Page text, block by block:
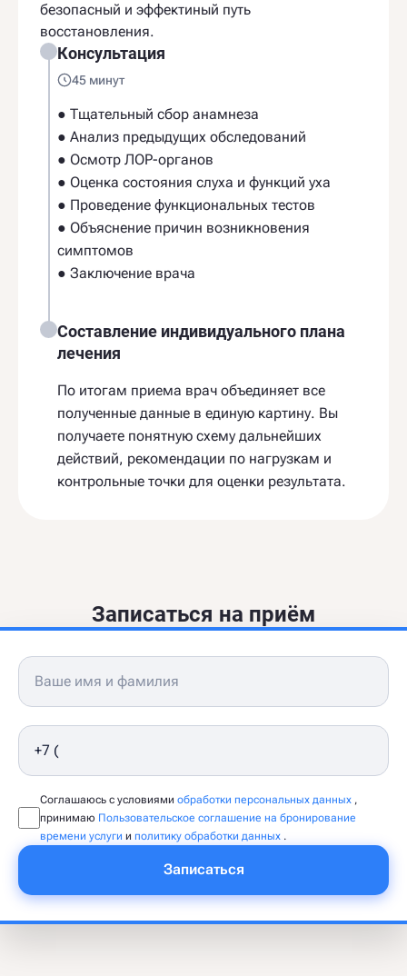
безопасный и эффектиный путь
восстановления.
Консультация
45 минут
● Тщательный сбор анамнеза
● Анализ предыдущих обследований
● Осмотр ЛОР-органов
● Оценка состояния слуха и функций уха
● Проведение функциональных тестов
● Объяснение причин возникновения
симптомов
● Заключение врача
Составление индивидуального плана
лечения
По итогам приема врач объединяет все
полученные данные в единую картину. Вы
получаете понятную схему дальнейших
действий, рекомендации по нагрузкам и
контрольные точки для оценки результата.
Записаться на приём
Соглашаюсь с условиями обработки персональных данных ,
принимаю Пользовательское соглашение на бронирование
времени услуги и политику обработки данных .
Записаться